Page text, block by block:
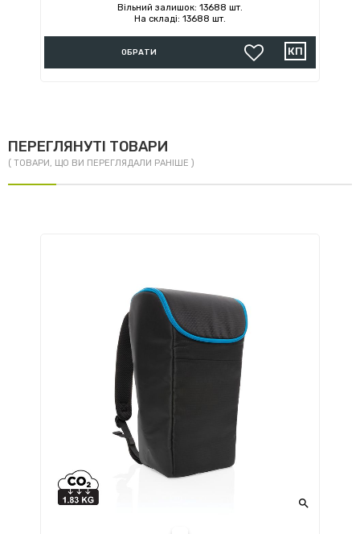
Вільний залишок: 13688 шт.
На складі: 13688 шт.
ОБРАТИ
ПЕРЕГЛЯНУТІ ТОВАРИ
( ТОВАРИ, ЩО ВИ ПЕРЕГЛЯДАЛИ РАНІШЕ )
